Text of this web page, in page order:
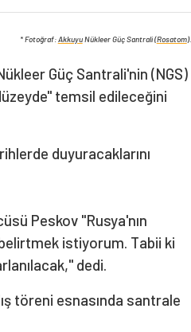
* Fotoğraf:AkkuyuNükleer Güç Santrali (Rosatom).
Güç Santrali'nin (NGS)
temsil edileceğini
duyuracaklarını
Peskov "Rusya'nın
istiyorum. Tabii ki
dedi.
töreni esnasında santrale